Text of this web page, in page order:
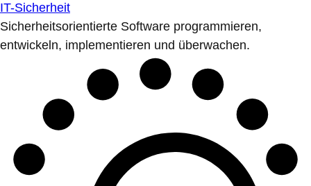
IT-Sicherheit
Sicherheitsorientierte Software programmieren,
entwickeln, implementieren und überwachen.